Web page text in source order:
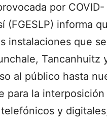
por
(FGESLP) informa
instalaciones que
al público hasta
para la
y